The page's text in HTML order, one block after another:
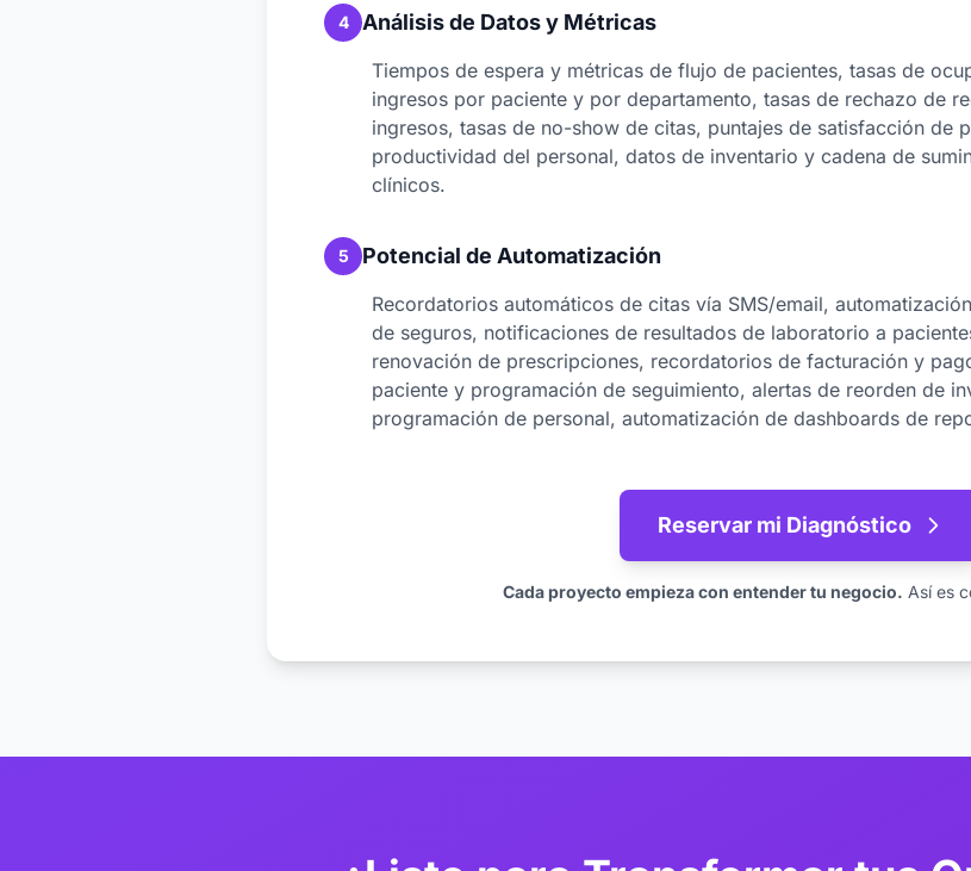
4 Análisis de Datos y Métricas
Tiempos de espera y métricas de flujo de pacientes, tasas de
ingresos por paciente y por departamento, tasas de rechazo de
ingresos, tasas de no-show de citas, puntajes de satisfacción de
productividad del personal, datos de inventario y cadena de
clínicos.
5 Potencial de Automatización
Recordatorios automáticos de citas vía SMS/email,
de seguros, notificaciones de resultados de laboratorio a
renovación de prescripciones, recordatorios de facturación y
paciente y programación de seguimiento, alertas de reorden de
programación de personal, automatización de dashboards de
Reservar mi Diagnóstico
Cada proyecto empieza con entender tu negocio. Así es